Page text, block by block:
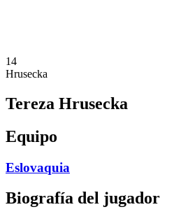
14
Hrusecka
Tereza Hrusecka
Equipo
Eslovaquia
Biografía del jugador